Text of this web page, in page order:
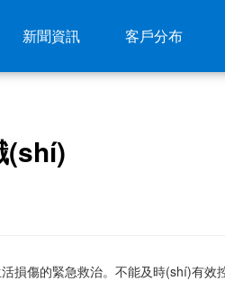
新聞資訊 客戶分布
(shí)
活損傷的緊急救治。不能及時(shí)有